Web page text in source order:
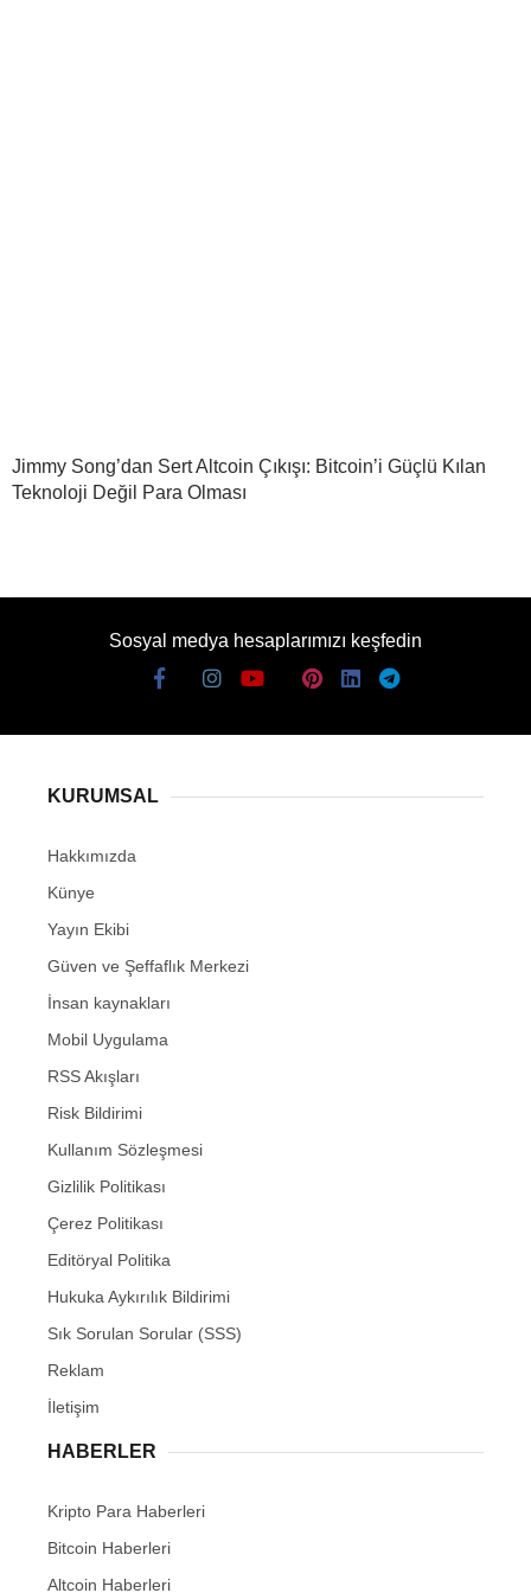
Jimmy Song’dan Sert Altcoin Çıkışı: Bitcoin’i Güçlü Kılan
Teknoloji Değil Para Olması
Sosyal medya hesaplarımızı keşfedin
KURUMSAL
Hakkımızda
Künye
Yayın Ekibi
Güven ve Şeffaflık Merkezi
İnsan kaynakları
Mobil Uygulama
RSS Akışları
Risk Bildirimi
Kullanım Sözleşmesi
Gizlilik Politikası
Çerez Politikası
Editöryal Politika
Hukuka Aykırılık Bildirimi
Sık Sorulan Sorular (SSS)
Reklam
İletişim
HABERLER
Kripto Para Haberleri
Bitcoin Haberleri
Altcoin Haberleri